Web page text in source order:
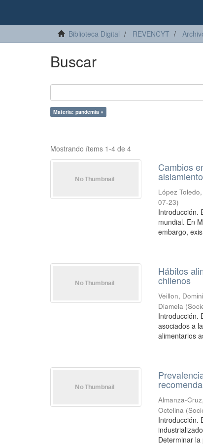
Biblioteca Digital REVENCYT
Buscar
Materia: pandemia ×
Mostrando ítems 1-4 de 4
Cambios
López
07-23)
Introducción.
mundial. En
embargo,
Hábitos
chilenos
Veillon,
Diamela (
Introducción.
asociados a
alimentarios
Almanza-
Octelina (
Introducción.
Determinar